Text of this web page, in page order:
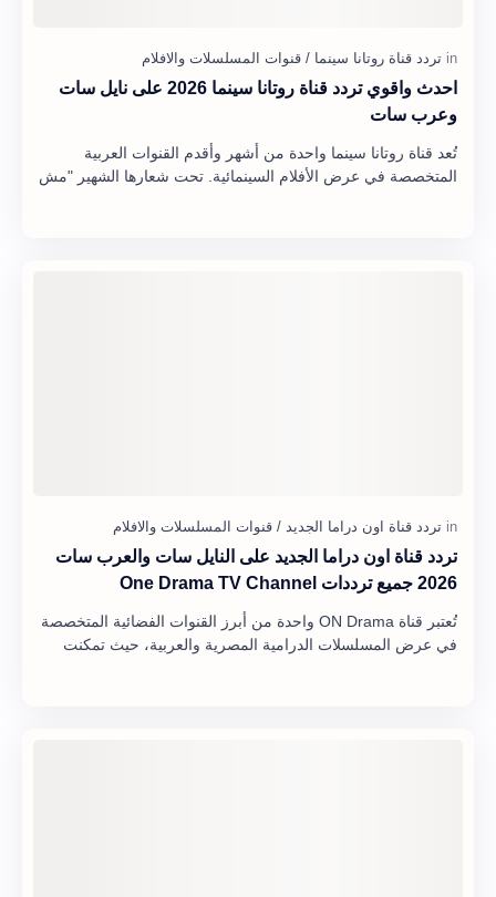
احدث واقوي تردد قناة روتانا سينما 2026 على نايل سات
وعرب سات
تُعد قناة روتانا سينما واحدة من أشهر وأقدم القنوات العربية
المتخصصة في عرض الأفلام السينمائية. تحت شعارها الشهير "مش
تردد قناة اون دراما الجديد على النايل سات والعرب سات
2026 جميع ترددات One Drama TV Channel
تُعتبر قناة ON Drama واحدة من أبرز القنوات الفضائية المتخصصة
في عرض المسلسلات الدرامية المصرية والعربية، حيث تمكنت